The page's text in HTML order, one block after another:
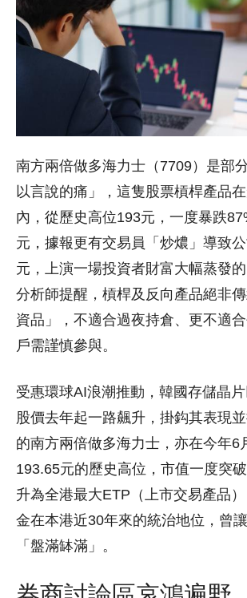
南方兩倍做多海力士（7709）是部
以言說的痛」，這隻股票槓桿產品
內，從歷史高位193元，一度暴跌
元，據報更有交易員「炒燶」導致
元，上演一場投資者財富大幅蒸發
分析師提醒，槓桿及反向產品絕非
資品」，不適合過夜持倉、更不適
戶需謹慎參與。
受惠環球AI浪潮推動，韓國存儲晶
股價去年起一路飆升，掛鈎其表現
的南方兩倍做多海力士，亦在今年6
193.65元的歷史高位，市值一度突
升為全港最大ETP（上市交易產品
金在本港近30年來的統治地位，曾
「盤滿缽滿」。